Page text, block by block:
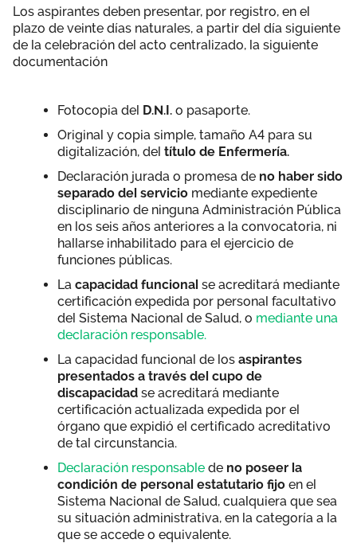
Los aspirantes deben presentar, por registro, en el
plazo de veinte días naturales, a partir del día siguiente
de la celebración del acto centralizado, la siguiente
documentación
Fotocopia del D.N.I. o pasaporte.
Original y copia simple, tamaño A4 para su
digitalización, del título de Enfermería.
Declaración jurada o promesa de no haber sido
separado del servicio mediante expe­diente
disciplinario de ninguna Administración Pública
en los seis años anteriores a la convocatoria, ni
hallarse inhabilitado para el ejercicio de
funciones públicas.
La capacidad funcional se acreditará mediante
certificación expedida por personal fa­cultativo
del Sistema Nacional de Salud, o mediante una
declaración responsable.
La capacidad funcional de los aspirantes
presentados a través del cupo de
discapacidad se acreditará mediante
certificación actualizada expedida por el
órgano que expidió el certificado acreditativo
de tal circunstancia.
Declaración responsable de no poseer la
condición de personal estatutario fijo en el
Sistema Nacional de Salud, cualquiera que sea
su situación administrativa, en la categoría a la
que se accede o equivalente.